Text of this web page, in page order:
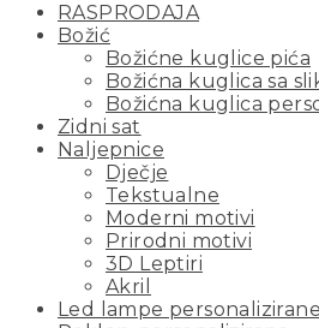
RASPRODAJA
Božić
Božićne kuglice pića
Božićna kuglica sa
Božićna kuglica
Zidni sat
Naljepnice
Dječje
Tekstualne
Moderni motivi
Prirodni motivi
3D Leptiri
Akril
Led lampe personalizirane